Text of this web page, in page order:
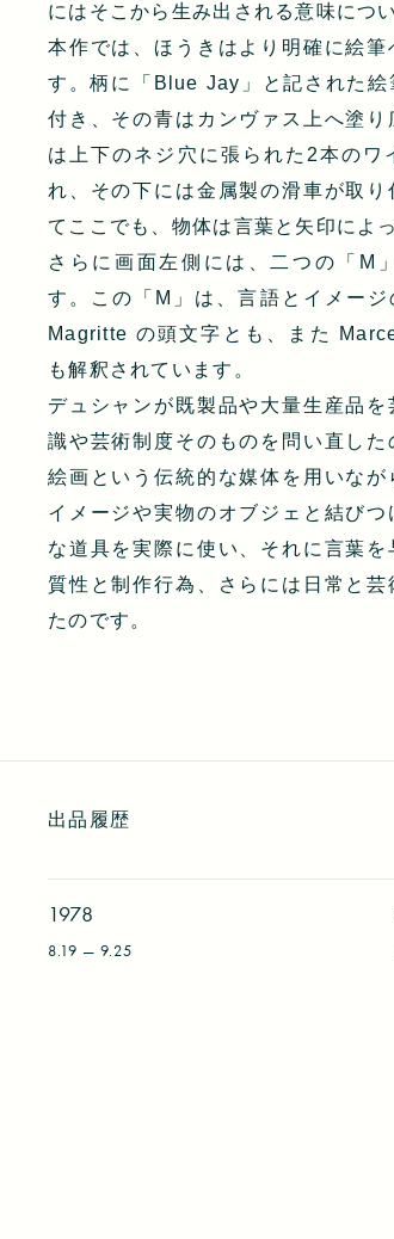
にはそこから生み出される意味につ
本作では、ほうきはより明確に絵筆
す。柄に「Blue Jay」と記された絵
付き、その青はカンヴァス上へ塗
は上下のネジ穴に張られた2本のワ
れ、その下には金属製の滑車が取り
てここでも、物体は言葉と矢印によ
さらに画面左側には、二つの「M
す。この「M」は、言語とイメー
Magritte の頭文字とも、また
も解釈されています。
デュシャンが既製品や大量生産品
識や芸術制度そのものを問い直し
絵画という伝統的な媒体を用いな
イメージや実物のオブジェと結び
な道具を実際に使い、それに言葉
質性と制作行為、さらには日常と
たのです。
出品履歴
1978
8.19 — 9.25